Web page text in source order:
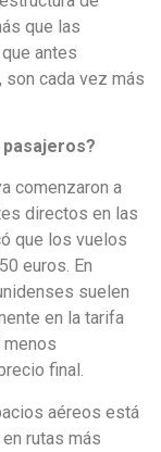
que las
antes
cada vez más
comenzaron a
directos en las
que los vuelos
euros. En
suelen
en la tarifa
final.
aéreos está
rutas más